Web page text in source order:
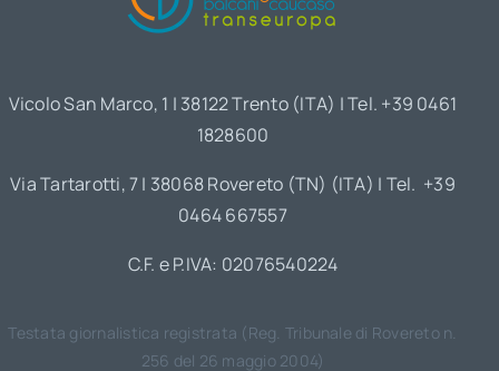
Vicolo San Marco, 1 | 38122 Trento (ITA) | Tel. +39 0461
1828600
Via Tartarotti, 7 | 38068 Rovereto (TN) (ITA) | Tel. +39
0464 667557
C.F. e P.IVA: 02076540224
Testata giornalistica registrata (Reg. Tribunale di Rovereto n.
256 del 26 maggio 2004)